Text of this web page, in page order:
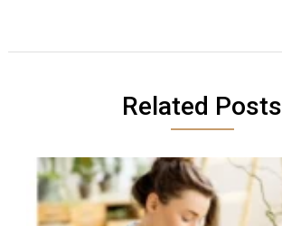
Related Posts